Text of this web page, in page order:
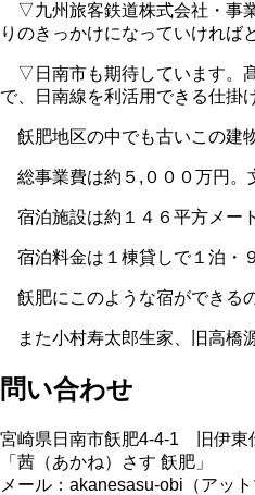
▽九州旅客鉄道株式会社・事
りのきっかけになっていければ
▽日南市も期待しています。
で、日南線を利活用できる仕掛
飫肥地区の中でも古いこの建
総事業費は約５,０００万円。
宿泊施設は約１４６平方メー
宿泊料金は１棟貸しで１泊・
飫肥にこのような宿ができる
また小村寿太郎生家、旧高橋
問い合わせ
宮崎県日南市飫肥4-4-1 旧伊東
「茜（あかね）さす 飫肥」
メール：akanesasu-obi（アッ